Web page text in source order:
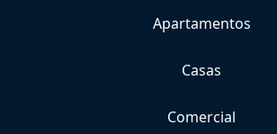
Apartamentos
Casas
Comercial